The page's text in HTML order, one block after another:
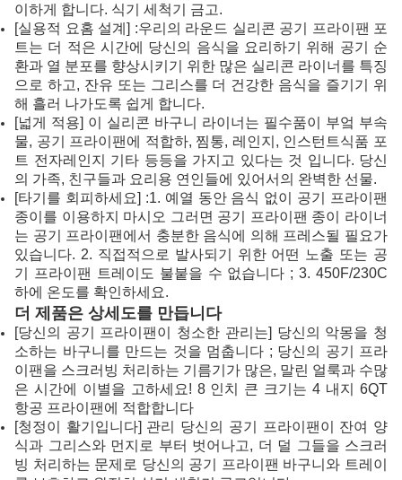
이하게 합니다. 식기 세척기 금고.
[실용적 요홈 설계] :우리의 라운드 실리콘 공기 프라이팬 포
트는 더 적은 시간에 당신의 음식을 요리하기 위해 공기 순
환과 열 분포를 향상시키기 위한 많은 실리콘 라이너를 특징
으로 하고, 잔유 또는 그리스를 더 건강한 음식을 즐기기 위
해 흘러 나가도록 쉽게 합니다.
[넓게 적용] 이 실리콘 바구니 라이너는 필수품이 부엌 부속
물, 공기 프라이팬에 적합하, 찜통, 레인지, 인스턴트식품 포
트 전자레인지 기타 등등을 가지고 있다는 것 입니다. 당신
의 가족, 친구들과 요리용 연인들에 있어서의 완벽한 선물.
[타기를 회피하세요] :1. 예열 동안 음식 없이 공기 프라이팬
종이를 이용하지 마시오 그러면 공기 프라이팬 종이 라이너
는 공기 프라이팬에서 충분한 음식에 의해 프레스될 필요가
있습니다. 2. 직접적으로 발사되기 위한 어떤 노출 또는 공
기 프라이팬 트레이도 불붙을 수 없습니다 ; 3. 450F/230C
하에 온도를 확인하세요.
더 제품은 상세도를 만듭니다
[당신의 공기 프라이팬이 청소한 관리는] 당신의 악몽을 청
소하는 바구니를 만드는 것을 멈춥니다 ; 당신의 공기 프라
이팬을 스크러빙 처리하는 기름기가 많은, 말린 얼룩과 수많
은 시간에 이별을 고하세요! 8 인치 큰 크기는 4 내지 6QT
항공 프라이팬에 적합합니다
[청정이 활기입니다] 관리 당신의 공기 프라이팬이 잔여 양
식과 그리스와 먼지로 부터 벗어나고, 더 덜 그들을 스크러
빙 처리하는 문제로 당신의 공기 프라이팬 바구니와 트레이